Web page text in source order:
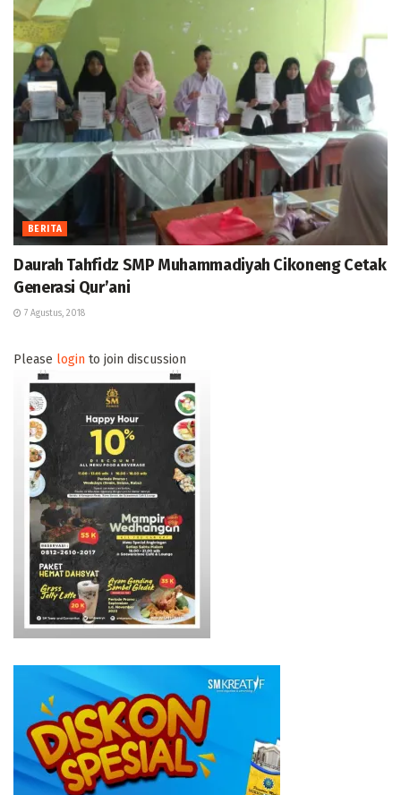
BERITA
Daurah Tahfidz SMP Muhammadiyah Cikoneng Cetak
Generasi Qur’ani
7 Agustus, 2018
Please login to join discussion